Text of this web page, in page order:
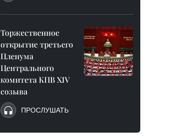
Торжественное
открытие третьего
Пленума
Центрального
комитета КПВ XIV
созыва
ПРОСЛУШАТЬ